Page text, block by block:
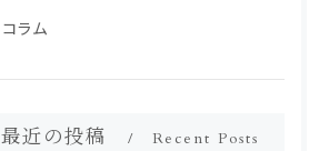
コラム
最近の投稿 Recent Posts